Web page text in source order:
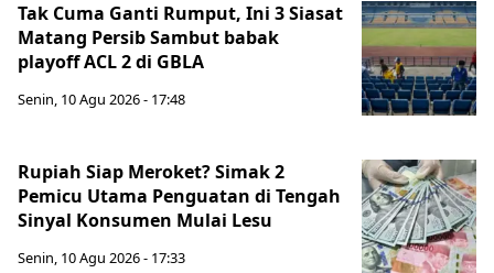
Tak Cuma Ganti Rumput, Ini 3 Siasat
Matang Persib Sambut babak
playoff ACL 2 di GBLA
Senin, 10 Agu 2026 - 17:48
Rupiah Siap Meroket? Simak 2
Pemicu Utama Penguatan di Tengah
Sinyal Konsumen Mulai Lesu
Senin, 10 Agu 2026 - 17:33